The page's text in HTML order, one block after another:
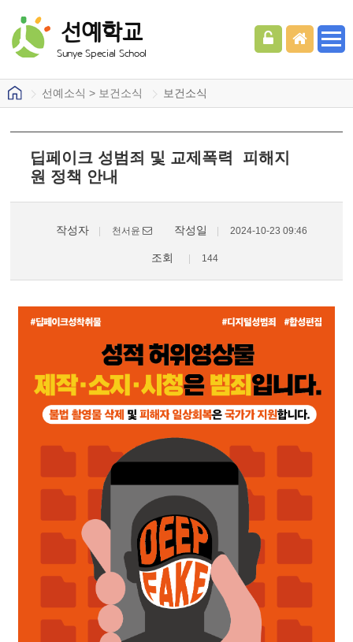
선예학교
Sunye Special School
선예소식 > 보건소식 보건소식
딥페이크 성범죄 및 교제폭력 피해지
원 정책 안내
작성자 천서윤 작성일 2024-10-23 09:46
조회 144